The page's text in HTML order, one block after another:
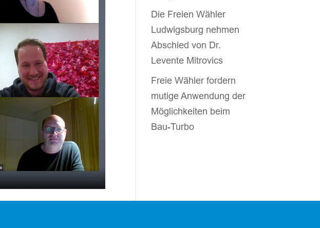
Die Freien Wähler
Ludwigsburg nehmen
Abschied von Dr.
Levente Mitrovics
Freie Wähler fordern
mutige Anwendung der
Möglichkeiten beim
Bau-Turbo